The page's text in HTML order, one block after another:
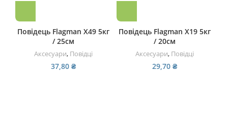
Повідець Flagman X49 5кг
/ 25см
Аксесуари, Повідці
37,80 ₴
Повідець Flagman X19 5кг
/ 20см
Аксесуари, Повідці
29,70 ₴